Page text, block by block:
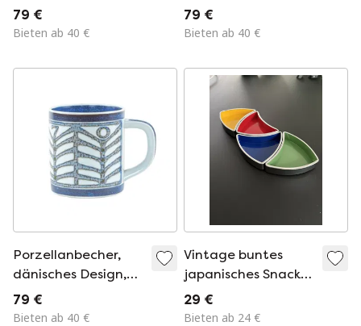
1975, Designerin:
Bodil Buch,
Copenhagen
79 €
Bieten ab 40 €
1975, Designerin:
Bodil Buch,
Copenhagen
79 €
Bieten ab 40 €
Porzellanbecher,
dänisches Design,
1970er Jahre,
Hersteller: Royal
79 €
Bieten ab 40 €
Vintage buntes
japanisches Snack-
Set aus den 1960er
Jahren
29 €
Bieten ab 24 €